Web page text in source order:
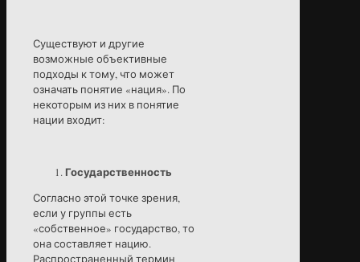
Существуют и другие
возможные объективные
подходы к тому, что может
означать понятие «нация». По
некоторым из них в понятие
нации входит:
Государственность
Согласно этой точке зрения,
если у группы есть
«собственное» государство, то
она составляет нацию.
Распространенный термин